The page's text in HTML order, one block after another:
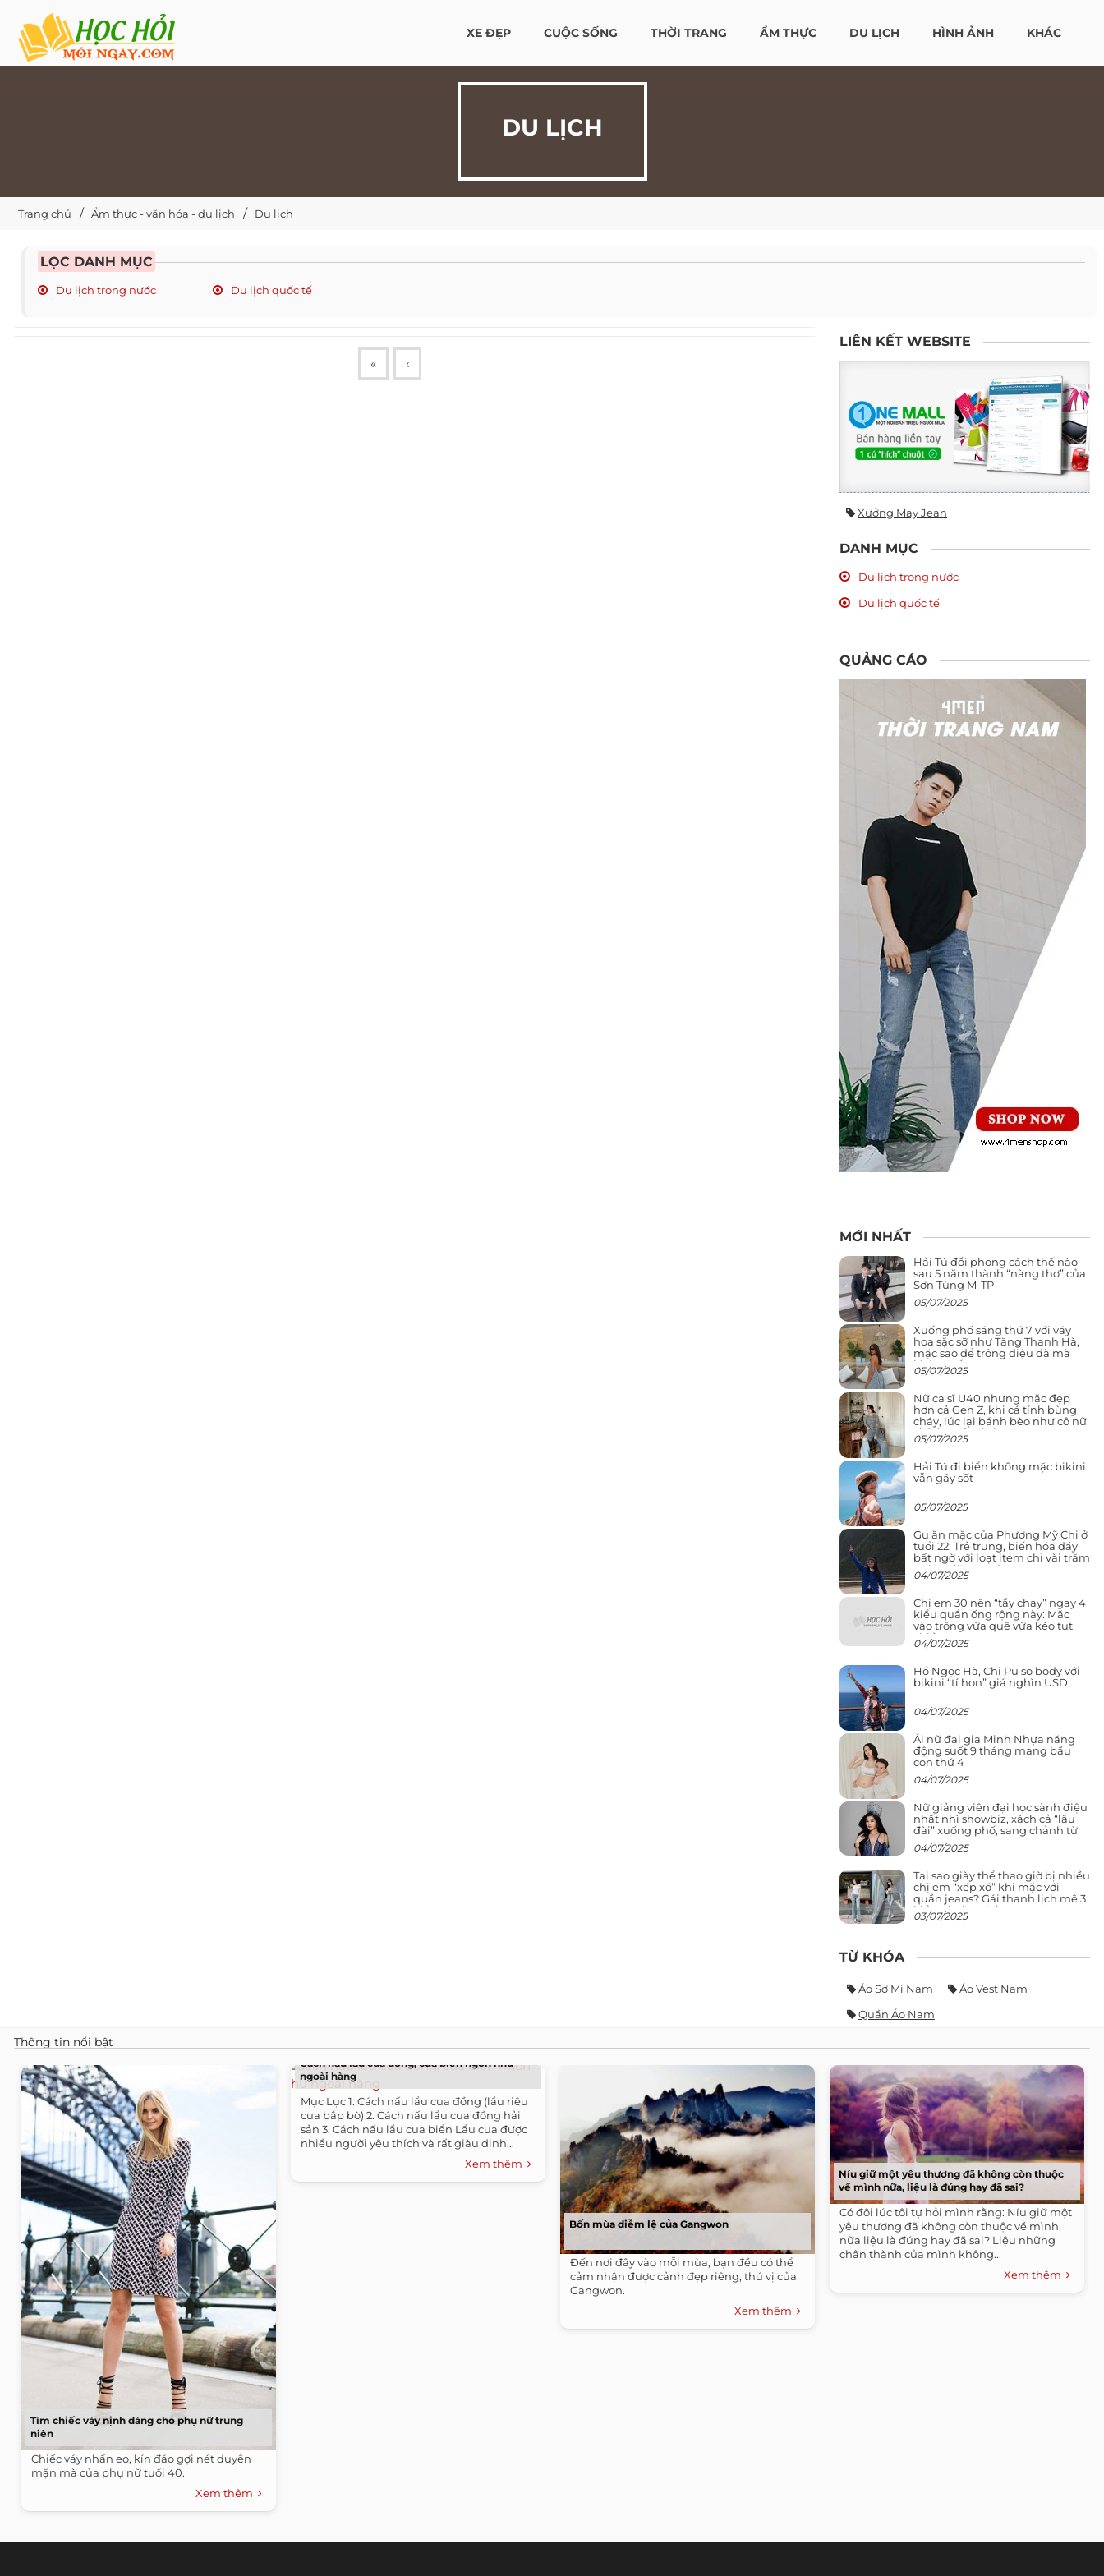
XE ĐẸP CUỘC SỐNG THỜI TRANG ẨM THỰC DU LỊCH HÌNH ẢNH KHÁC
DU LỊCH
Trang chủ Ẩm thực - văn hóa - du lịch Du lịch
LỌC DANH MỤC
Du lịch trong nước Du lịch quốc tế
« ‹
LIÊN KẾT WEBSITE
Xưởng May Jean
DANH MỤC
Du lịch trong nước
Du lịch quốc tế
QUẢNG CÁO
MỚI NHẤT
Hải Tú đổi phong cách thế nào
sau 5 năm thành “nàng thơ” của
Sơn Tùng M-TP
05/07/2025
Xuống phố sáng thứ 7 với váy
hoa sặc sỡ như Tăng Thanh Hà,
mặc sao để trông điệu đà mà
không sến
05/07/2025
Nữ ca sĩ U40 nhưng mặc đẹp
hơn cả Gen Z, khi cá tính bùng
cháy, lúc lại bánh bèo như cô nữ
chính ngôn tình
05/07/2025
Hải Tú đi biển không mặc bikini
vẫn gây sốt
05/07/2025
Gu ăn mặc của Phương Mỹ Chi ở
tuổi 22: Trẻ trung, biến hóa đầy
bất ngờ với loạt item chỉ vài trăm
nghìn đã mua được
04/07/2025
Chị em 30 nên “tẩy chay” ngay 4
kiểu quần ống rộng này: Mặc
vào trông vừa quê vừa kéo tụt
chiều cao
04/07/2025
Hồ Ngọc Hà, Chi Pu so body với
bikini “tí hon” giá nghìn USD
04/07/2025
Ái nữ đại gia Minh Nhựa năng
động suốt 9 tháng mang bầu
con thứ 4
04/07/2025
Nữ giảng viên đại học sành điệu
nhất nhì showbiz, xách cả “lâu
đài” xuống phố, sang chảnh từ
giảng đường ra phố khó ai đọ lại
04/07/2025
Tại sao giày thể thao giờ bị nhiều
chị em “xếp xó” khi mặc với
quần jeans? Gái thanh lịch mê 3
kiểu này hơn hẳn
03/07/2025
TỪ KHÓA
Áo Sơ Mi Nam
Áo Vest Nam
Quần Áo Nam
Thông tin nổi bật
Tìm chiếc váy nịnh dáng cho phụ nữ trung
niên
Chiếc váy nhấn eo, kín đáo gợi nét duyên
mặn mà của phụ nữ tuổi 40.
Xem thêm
Cách nấu lẩu cua đồng, cua biển ngon như
ngoài hàng
Mục Lục 1. Cách nấu lẩu cua đồng (lẩu riêu
cua bắp bò) 2. Cách nấu lẩu cua đồng hải
sản 3. Cách nấu lẩu cua biển Lẩu cua được
nhiều người yêu thích và rất giàu dinh...
Xem thêm
Bốn mùa diễm lệ của Gangwon
Đến nơi đây vào mỗi mùa, bạn đều có thể
cảm nhận được cảnh đẹp riêng, thú vị của
Gangwon.
Xem thêm
Níu giữ một yêu thương đã không còn thuộc
về mình nữa, liệu là đúng hay đã sai?
Có đôi lúc tôi tự hỏi mình rằng: Níu giữ một
yêu thương đã không còn thuộc về mình
nữa liệu là đúng hay đã sai? Liệu những
chân thành của mình không...
Xem thêm